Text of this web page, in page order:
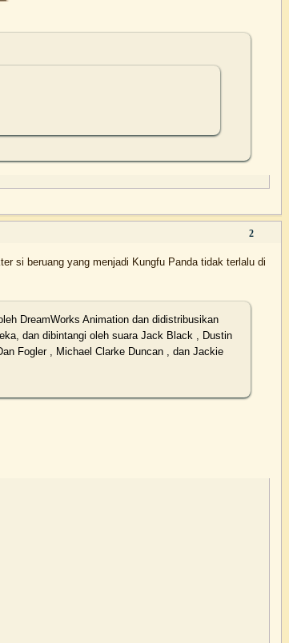
2
si beruang yang menjadi Kungfu Panda tidak terlalu di
DreamWorks Animation dan didistribusikan
dan dibintangi oleh suara Jack Black , Dustin
Fogler , Michael Clarke Duncan , dan Jackie